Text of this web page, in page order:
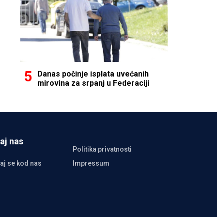
Danas počinje isplata uvećanih
mirovina za srpanj u Federaciji
nas
Politika privatnosti
se kod nas
Impressum